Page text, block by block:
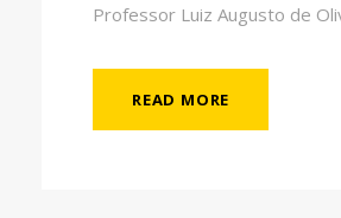
Professor Luiz Augusto de
READ MORE